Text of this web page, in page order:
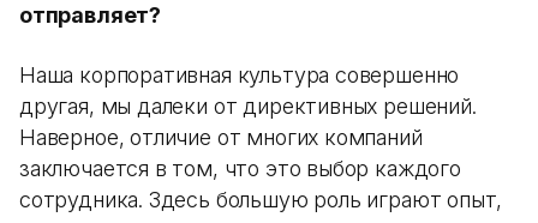
отправляет?
Наша корпоративная культура совершенно
другая, мы далеки от директивных решений.
Наверное, отличие от многих компаний
заключается в том, что это выбор каждого
сотрудника. Здесь большую роль играют опыт,